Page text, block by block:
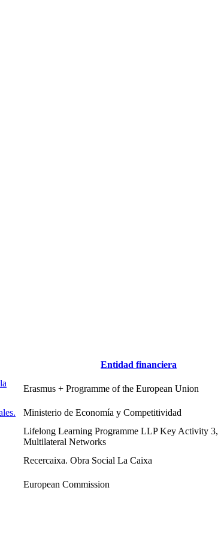
Entidad financiera
Erasmus + Programme of the European Union
Ministerio de Economía y Competitividad
Lifelong Learning Programme LLP Key Activity 3,
Multilateral Networks
Recercaixa. Obra Social La Caixa
European Commission